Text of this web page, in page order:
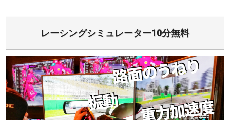
レーシングシミュレーター10分無料